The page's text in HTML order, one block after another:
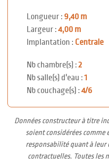
Longueur : 9,40 m
Largeur : 4,00 m
Implantation : Centrale
Nb chambre(s) : 2
Nb salle(s) d'eau : 1
Nb couchage(s) : 4/6
Données constructeur à titre
soient considérées comme
responsabilité quant à
contractuelles. Toutes les